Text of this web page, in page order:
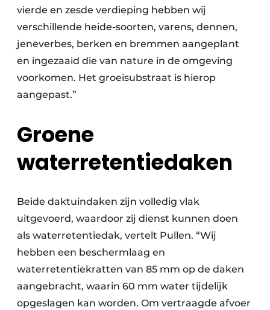
vierde en zesde verdieping hebben wij
verschillende heide-soorten, varens, dennen,
jeneverbes, berken en bremmen aangeplant
en ingezaaid die van nature in de omgeving
voorkomen. Het groeisubstraat is hierop
aangepast.”
Groene
waterretentiedaken
Beide daktuindaken zijn volledig vlak
uitgevoerd, waardoor zij dienst kunnen doen
als waterretentiedak, vertelt Pullen. “Wij
hebben een beschermlaag en
waterretentiekratten van 85 mm op de daken
aangebracht, waarin 60 mm water tijdelijk
opgeslagen kan worden. Om vertraagde afvoer